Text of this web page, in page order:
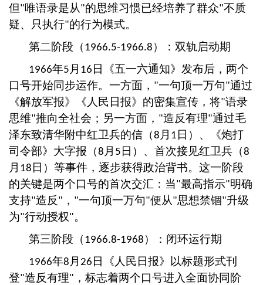
但"唯语录是从"的思维习惯已经培养了群众"不质
疑、只执行"的行为模式。
第二阶段（ 1966.5-1966.8 ）：双轨启动期
1966年5 月 16 日《五一六通知》发布后，两个
口号开始同步运作。一方面， "一句顶一万句"通过
《解放军报》《人民日报》的密集宣传，将"语录
思维"推向全社会；另一方面， "造反有理"通过毛
泽东致清华附中红卫兵的信（8 月 1 日）、《炮打
司令部》大字报（8 月 5 日）、首次接见红卫兵（8
月 18 日）等事件，逐步获得政治背书。这一阶段
的关键是两个口号的首次交汇：当"最高指示"明确
支持"造反 " ， "一句顶一万句"便从"思想禁锢"升级
为"行动授权"。
第三阶段（ 1966.8-1968 ）：闭环运行期
1966年8 月 26 日《人民日报》以标题形式刊
登"造反有理" ，标志着两个口号进入全面协同阶